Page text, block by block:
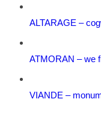
ALTARAGE –
ATMORAN – we
VIANDE –